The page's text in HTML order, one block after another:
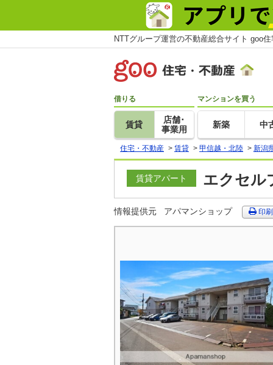
NTTグループ運営の不動産総合サイト goo
借りる
賃貸
店舗･
事業用
マンションを買う
新築 中
住宅・不動産 > 賃貸 > 甲信越・北陸 > 新潟
賃貸アパート エクセル
情報提供元 アパマンショップ 印